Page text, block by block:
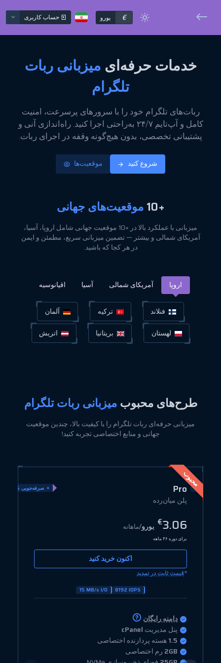
€ یورو حساب کاربری
خدمات حرفه‌ایمیزبانی ربات
تلگرام
ربات‌های تلگرام خود را با سرورهای پرسرعت، امنیت
کامل و آپ‌تایم ۲۴/۷ به‌راحتی اجرا کنید. راه‌اندازی آنی و
پشتیبانی تخصصی، بدون هیچ‌گونه وقفه در اجرای ربات.
شروع کنید موقعیت‌ها
+10 موقعیت‌های جهانی
میزبانی با عملکرد بالا در +10 موقعیت جهانی شامل اروپا، آسیا،
آمریکای شمالی و بیشتر — تضمین میزبانی سریع، مطمئن و ایمن
در هر کجا که باشید.
اروپا آمریکای شمالی آسیا اقیانوسیه
فنلاند ترکیه
آلمان
لهستان
بریتانیا اتریش
طرح‌های محبوبمیزبانی ربات تلگرام
میزبانی حرفه‌ای ربات تلگرام را با کیفیت بالا، چندین موقعیت
جهانی و منابع اختصاصی تجربه کنید!
محبوبPro
پلن میان‌رده
صرفه‌جویی 25%
€3.06 یورو/ماهانه
برای دوره ۳۶ ماهه
اکنون خرید کنید
*قیمت ثابت در تمدید
15 MB/s I/O 8192 IOPS
دامنه رایگان
پنل مدیریت cPanel
1.5هسته پردازنده اختصاصی
2GB رم اختصاصی